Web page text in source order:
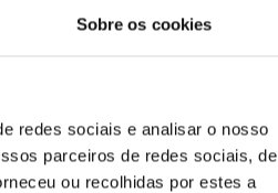
Sobre os cookies
redes sociais e analisar o nosso
parceiros de redes sociais, de
ou recolhidas por estes a